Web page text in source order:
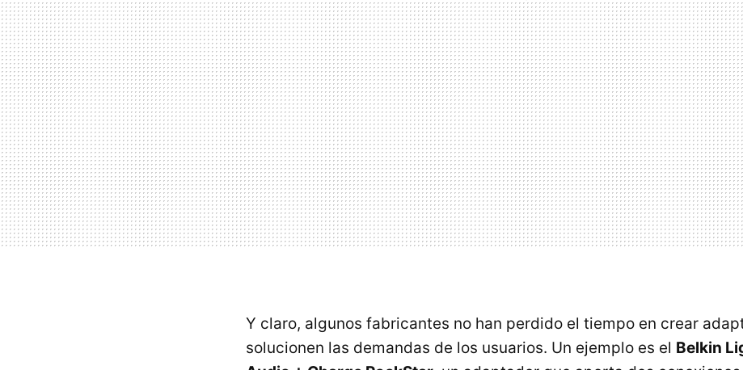
Y claro, algunos fabricantes no han perdido el tiempo en crear
solucionen las demandas de los usuarios. Un ejemplo es el Belkin